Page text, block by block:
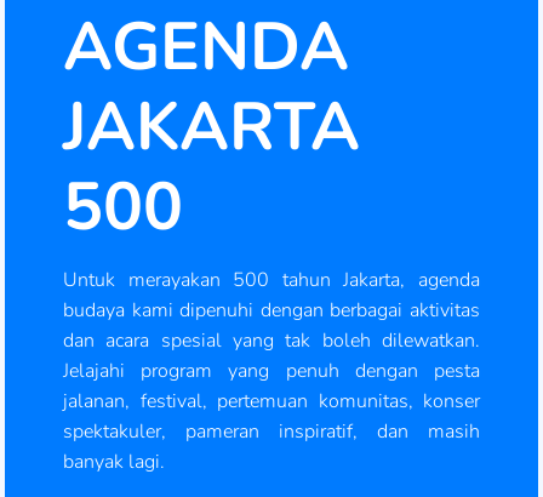
AGENDA
JAKARTA
500
Untuk merayakan 500 tahun Jakarta, agenda
budaya kami dipenuhi dengan berbagai aktivitas
dan acara spesial yang tak boleh dilewatkan.
Jelajahi program yang penuh dengan pesta
jalanan, festival, pertemuan komunitas, konser
spektakuler, pameran inspiratif, dan masih
banyak lagi.